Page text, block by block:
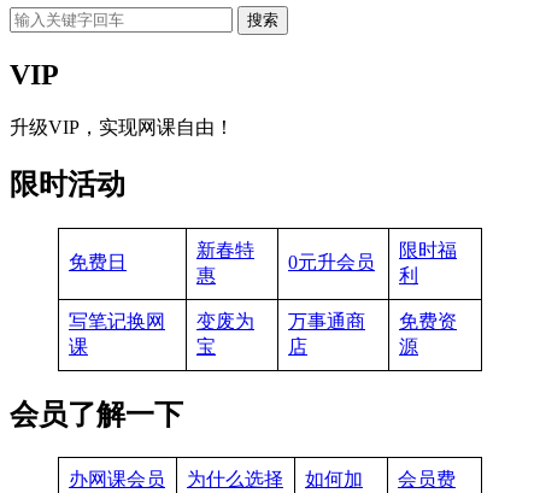
搜索
VIP
升级VIP，实现网课自由！
限时活动
免费日
新春特
惠
0元升会员
限时福
利
写笔记换网
课
变废为
宝
万事通商
店
免费资
源
会员了解一下
办网课会员
为什么选择
如何加
会员费